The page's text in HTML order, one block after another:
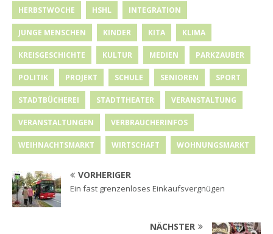
HERBSTWOCHE HSHL INTEGRATION
JUNGE MENSCHEN KINDER KITA KLIMA
KREISGESCHICHTE KULTUR MEDIEN PARKZAUBER
POLITIK PROJEKT SCHULE SENIOREN SPORT
STADTBÜCHEREI STADTTHEATER VERANSTALTUNG
VERANSTALTUNGEN VERBRAUCHERINFOS
WEIHNACHTSMARKT WIRTSCHAFT WOHNUNGSMARKT
VORHERIGER
Ein fast grenzenloses Einkaufsvergnügen
NÄCHSTER